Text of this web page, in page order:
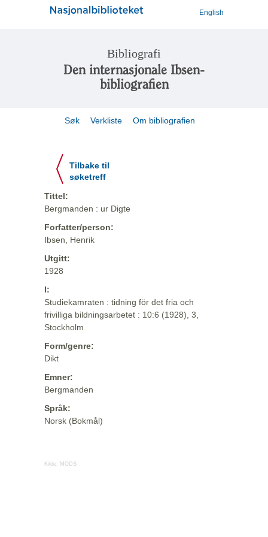
English
Bibliografi
Den internasjonale Ibsen-
bibliografien
Søk Verkliste Om bibliografien
Tilbake til
søketreff
Tittel:
Bergmanden : ur Digte
Forfatter/person:
Ibsen, Henrik
Utgitt:
1928
I:
Studiekamraten : tidning för det fria och
frivilliga bildningsarbetet : 10:6 (1928), 3,
Stockholm
Form/genre:
Dikt
Emner:
Bergmanden
Språk:
Norsk (Bokmål)
Kilde: MODS